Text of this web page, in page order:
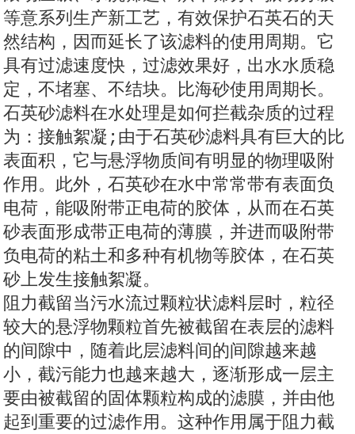
等意系列生产新工艺，有效保护石英石的天
然结构，因而延长了该滤料的使用周期。它
具有过滤速度快，过滤效果好，出水水质稳
定，不堵塞、不结块。比海砂使用周期长。
石英砂滤料在水处理是如何拦截杂质的过程
为：接触絮凝;由于石英砂滤料具有巨大的比
表面积，它与悬浮物质间有明显的物理吸附
作用。此外，石英砂在水中常常带有表面负
电荷，能吸附带正电荷的胶体，从而在石英
砂表面形成带正电荷的薄膜，并进而吸附带
负电荷的粘土和多种有机物等胶体，在石英
砂上发生接触絮凝。
阻力截留当污水流过颗粒状滤料层时，粒径
较大的悬浮物颗粒首先被截留在表层的滤料
的间隙中，随着此层滤料间的间隙越来越
小，截污能力也越来越大，逐渐形成一层主
要由被截留的固体颗粒构成的滤膜，并由他
起到重要的过滤作用。这种作用属于阻力截